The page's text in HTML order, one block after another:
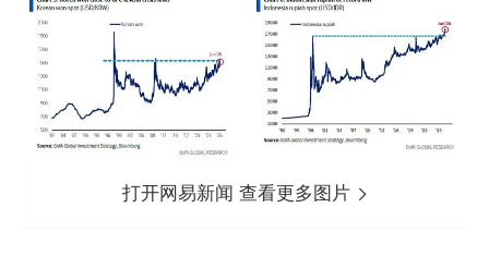
打开网易新闻 查看更多图片